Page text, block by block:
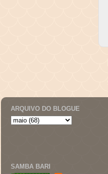
ARQUIVO DO BLOGUE
SAMBA BARI